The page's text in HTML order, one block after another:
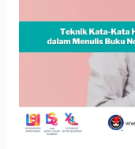
fiksi
Ala